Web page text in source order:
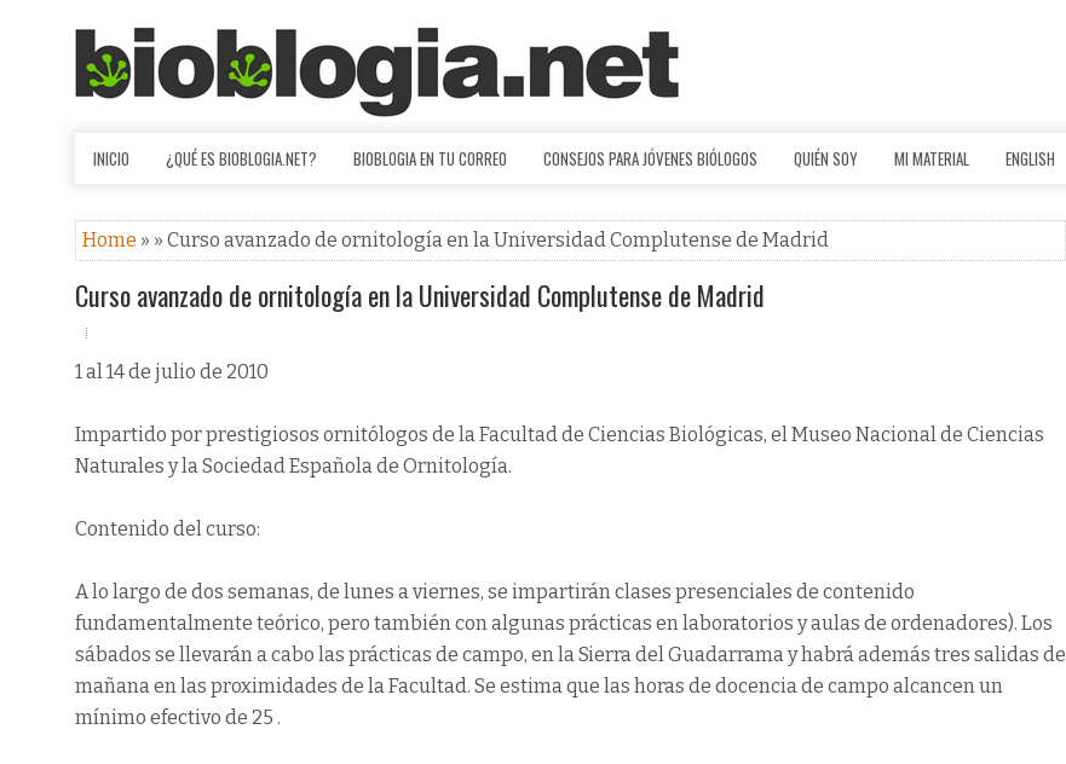
INICIO ¿QUÉ ES BIOBLOGIA.NET? BIOBLOGIA EN TU CORREO CONSEJOS PARA JÓVENES BIÓLOGOS QUIÉN SOY MI MATERIAL ENGLISH
Home » » Curso avanzado de ornitología en la Universidad Complutense de Madrid
Curso avanzado de ornitología en la Universidad Complutense de Madrid
1 al 14 de julio de 2010
Impartido por prestigiosos ornitólogos de la Facultad de Ciencias Biológicas, el Museo Nacional de Ciencias
Naturales y la Sociedad Española de Ornitología.
Contenido del curso:
A lo largo de dos semanas, de lunes a viernes, se impartirán clases presenciales de contenido
fundamentalmente teórico, pero también con algunas prácticas en laboratorios y aulas de ordenadores). Los
sábados se llevarán a cabo las prácticas de campo, en la Sierra del Guadarrama y habrá además tres salidas de
mañana en las proximidades de la Facultad. Se estima que las horas de docencia de campo alcancen un
mínimo efectivo de 25 .